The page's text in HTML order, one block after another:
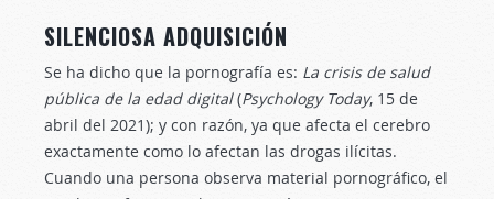
SILENCIOSA ADQUISICIÓN
Se ha dicho que la pornografía es: La crisis de salud
pública de la edad digital(Psychology Today, 15 de
abril del 2021); y con razón, ya que afecta el cerebro
exactamente como lo afectan las drogas ilícitas.
Cuando una persona observa material pornográfico, el